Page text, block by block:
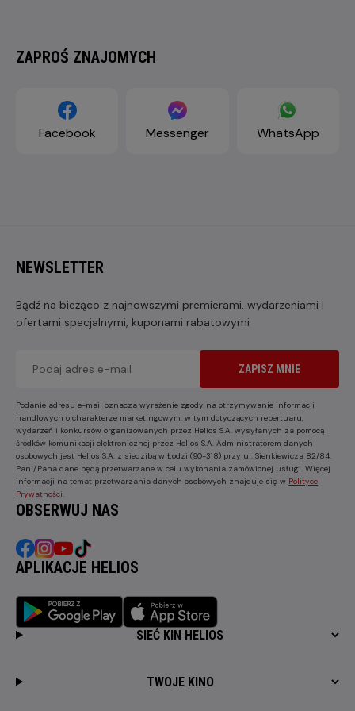
ZAPROŚ ZNAJOMYCH
Facebook Messenger WhatsApp
NEWSLETTER
Bądź na bieżąco z najnowszymi premierami, wydarzeniami i
ofertami specjalnymi, kuponami rabatowymi
ZAPISZ MNIE
Podanie adresu e-mail oznacza wyrażenie zgody na otrzymywanie informacji
handlowych o charakterze marketingowym, w tym dotyczących repertuaru,
wydarzeń i konkursów organizowanych przez Helios S.A. wysyłanych za pomocą
środków komunikacji elektronicznej przez Helios S.A. Administratorem danych
osobowych jest Helios S.A. z siedzibą w Łodzi (90-318) przy ul. Sienkiewicza 82/84.
Pani/Pana dane będą przetwarzane w celu wykonania zamówionej usługi. Więcej
informacji na temat przetwarzania danych osobowych znajduje się w Polityce
Prywatności
OBSERWUJ NAS
APLIKACJE HELIOS
SIEĆ KIN HELIOS
TWOJE KINO